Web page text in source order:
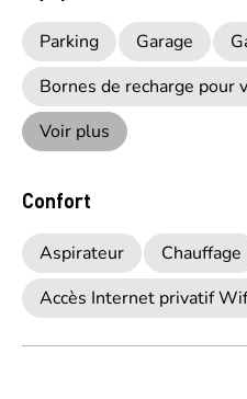
Parking Garage
Bornes de recharge pour
Voir plus
Confort
Aspirateur Chauffage
Accès Internet privatif